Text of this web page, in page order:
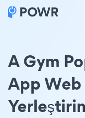
A Gym
App
Yerleştirin